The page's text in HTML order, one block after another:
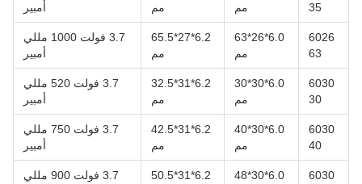
35
مم
مم
أمبير
6026
63
6.0*26*63
مم
6.2*27*65.5
مم
3.7 فولت 1000 مللي
أمبير
6030
30
6.0*30*30
مم
6.2*31*32.5
مم
3.7 فولت 520 مللي
أمبير
6030
40
6.0*30*40
مم
6.2*31*42.5
مم
3.7 فولت 750 مللي
أمبير
6030
6.0*30*48
6.2*31*50.5
3.7 فولت 900 مللي